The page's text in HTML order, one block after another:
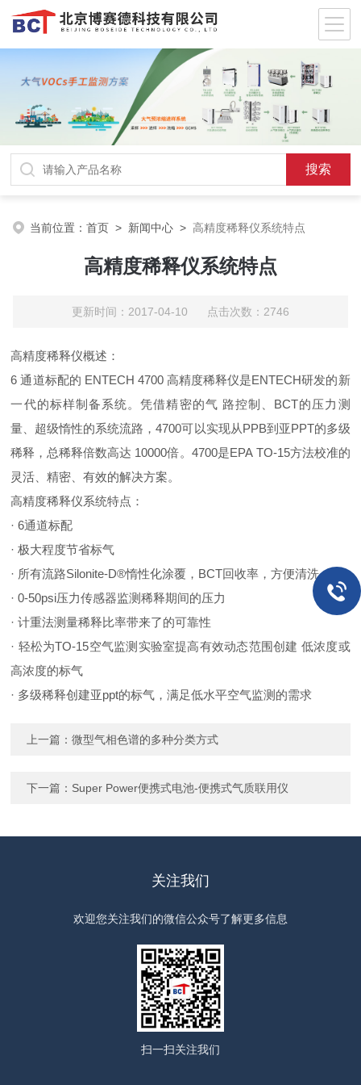
当前位置：首页 > 新闻中心 > 高精度稀释仪系统特点
高精度稀释仪系统特点
更新时间：2017-04-10 点击次数：2746
高精度稀释仪概述：
6 通道标配的 ENTECH 4700 高精度稀释仪是ENTECH研发的新
一代的标样制备系统。凭借精密的气 路控制、BCT的压力测
量、超级惰性的系统流路，4700可以实现从PPB到亚PPT的多级
稀释，总稀释倍数高达 10000倍。4700是EPA TO-15方法校准的
灵活、精密、有效的解决方案。
高精度稀释仪系统特点：
· 6通道标配
· 极大程度节省标气
· 所有流路Silonite-D®惰性化涂覆，BCT回收率，方便清洗
· 0-50psi压力传感器监测稀释期间的压力
· 计重法测量稀释比率带来了的可靠性
· 轻松为TO-15空气监测实验室提高有效动态范围创建 低浓度或
高浓度的标气
· 多级稀释创建亚ppt的标气，满足低水平空气监测的需求
上一篇：微型气相色谱的多种分类方式
下一篇： Super Power便携式电池-便携式气质联用仪
关注我们
欢迎您关注我们的微信公众号了解更多信息
扫一扫关注我们